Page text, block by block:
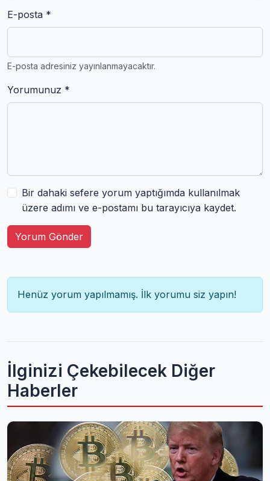
E-posta *
E-posta adresiniz yayınlanmayacaktır.
Yorumunuz *
Bir dahaki sefere yorum yaptığımda kullanılmak
üzere adımı ve e-postamı bu tarayıcıya kaydet.
Yorum Gönder
Henüz yorum yapılmamış. İlk yorumu siz yapın!
İlginizi Çekebilecek Diğer
Haberler